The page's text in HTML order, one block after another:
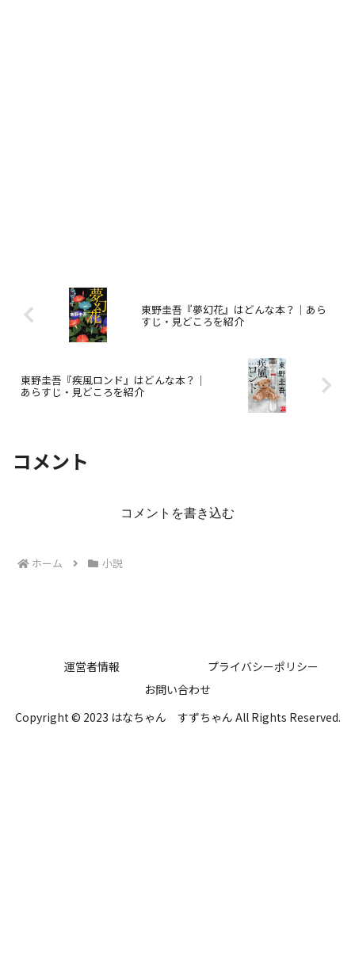
東野圭吾『夢幻花』はどんな本？｜あら
すじ・見どころを紹介
東野圭吾『疾風ロンド』はどんな本？｜
あらすじ・見どころを紹介
コメント
コメントを書き込む
ホーム 小説
運営者情報
プライバシーポリシー
お問い合わせ
Copyright © 2023 はなちゃん すずちゃん All Rights Reserved.